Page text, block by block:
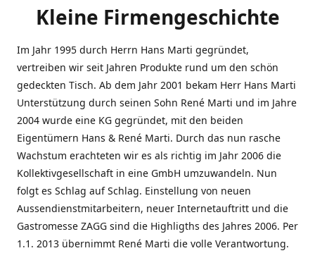
Kleine Firmengeschichte
Im Jahr 1995 durch Herrn Hans Marti gegründet,
vertreiben wir seit Jahren Produkte rund um den schön
gedeckten Tisch. Ab dem Jahr 2001 bekam Herr Hans Marti
Unterstützung durch seinen Sohn René Marti und im Jahre
2004 wurde eine KG gegründet, mit den beiden
Eigentümern Hans & René Marti. Durch das nun rasche
Wachstum erachteten wir es als richtig im Jahr 2006 die
Kollektivgesellschaft in eine GmbH umzuwandeln. Nun
folgt es Schlag auf Schlag. Einstellung von neuen
Aussendienstmitarbeitern, neuer Internetauftritt und die
Gastromesse ZAGG sind die Highligths des Jahres 2006. Per
1.1. 2013 übernimmt René Marti die volle Verantwortung.